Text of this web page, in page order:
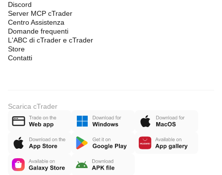
Discord
Server MCP cTrader
Centro Assistenza
Domande frequenti
L'ABC di cTrader e cTrader
Store
Contatti
Scarica cTrader